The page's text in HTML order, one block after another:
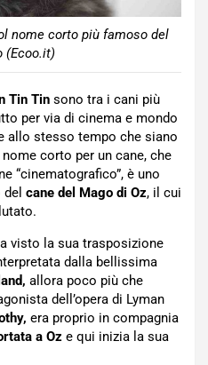
nome corto più famoso del
(Ecoo.it)
Tin Tin sono tra i cani più
per via di cinema e mondo
allo stesso tempo che siano
nome corto per un cane, che
“cinematografico”, è uno
cane del Mago di Oz, il cui
visto la sua trasposizione
dalla bellissima
allora poco più che
dell’opera di Lyman
era proprio in compagnia
a Oz e qui inizia la sua